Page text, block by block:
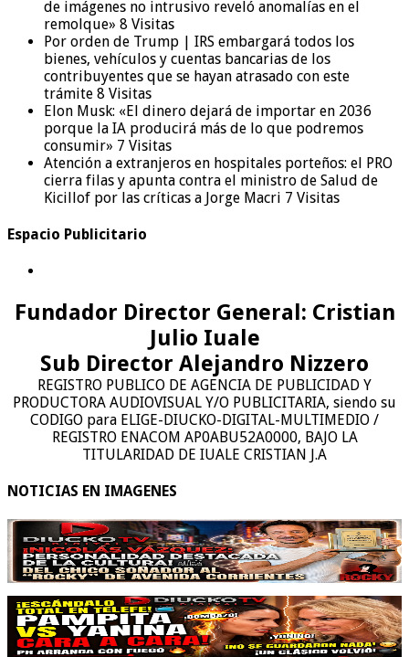
de imágenes no intrusivo reveló anomalías en el
remolque» 8 Visitas
Por orden de Trump | IRS embargará todos los
bienes, vehículos y cuentas bancarias de los
contribuyentes que se hayan atrasado con este
trámite 8 Visitas
Elon Musk: «El dinero dejará de importar en 2036
porque la IA producirá más de lo que podremos
consumir» 7 Visitas
Atención a extranjeros en hospitales porteños: el PRO
cierra filas y apunta contra el ministro de Salud de
Kicillof por las críticas a Jorge Macri 7 Visitas
Espacio Publicitario
Fundador Director General: Cristian
Julio Iuale
Sub Director Alejandro Nizzero
REGISTRO PUBLICO DE AGENCIA DE PUBLICIDAD Y
PRODUCTORA AUDIOVISUAL Y/O PUBLICITARIA, siendo su
CODIGO para ELIGE-DIUCKO-DIGITAL-MULTIMEDIO /
REGISTRO ENACOM AP0ABU52A0000, BAJO LA
TITULARIDAD DE IUALE CRISTIAN J.A
NOTICIAS EN IMAGENES